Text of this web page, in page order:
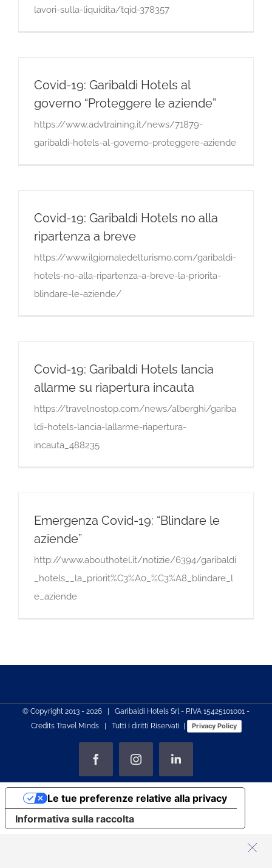
lavori-sulla-liquidita/tqid-378357
Covid-19: Garibaldi Hotels al
governo “Proteggere le aziende”
https://www.advtraining.it/news/71879-
garibaldi-hotels-al-governo-proteggere-aziende
Covid-19: Garibaldi Hotels no alla
ripartenza a breve
https://www.ilgiornaledelturismo.com/garibaldi-
hotels-no-alla-ripartenza-a-breve-la-priorita-
blindare-le-aziende/
Covid-19: Garibaldi Hotels lancia
allarme su riapertura incauta
https://travelnostop.com/news/alberghi/gariba
ldi-hotels-lancia-lallarme-riapertura-
incauta_488235
Emergenza Covid-19: “Blindare le
aziende”
http://www.abouthotel.it/notizie/6394/garibaldi
_hotels__la_priorit%C3%A0_%C3%A8_blindare_l
e_aziende
© Copyright 2013 - 2026 | Garibaldi Hotels Srl - P.IVA 15425101001 -
Credits Travel Minds| Tutti i diritti Riservati | Privacy Policy
FacebookInstagramLinkedIn
Informativa sulla raccolta
Le tue preferenze relative alla privacy